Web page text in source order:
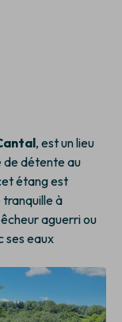
, est un lieu
de détente au
étang est
à
aguerri ou
ses eaux